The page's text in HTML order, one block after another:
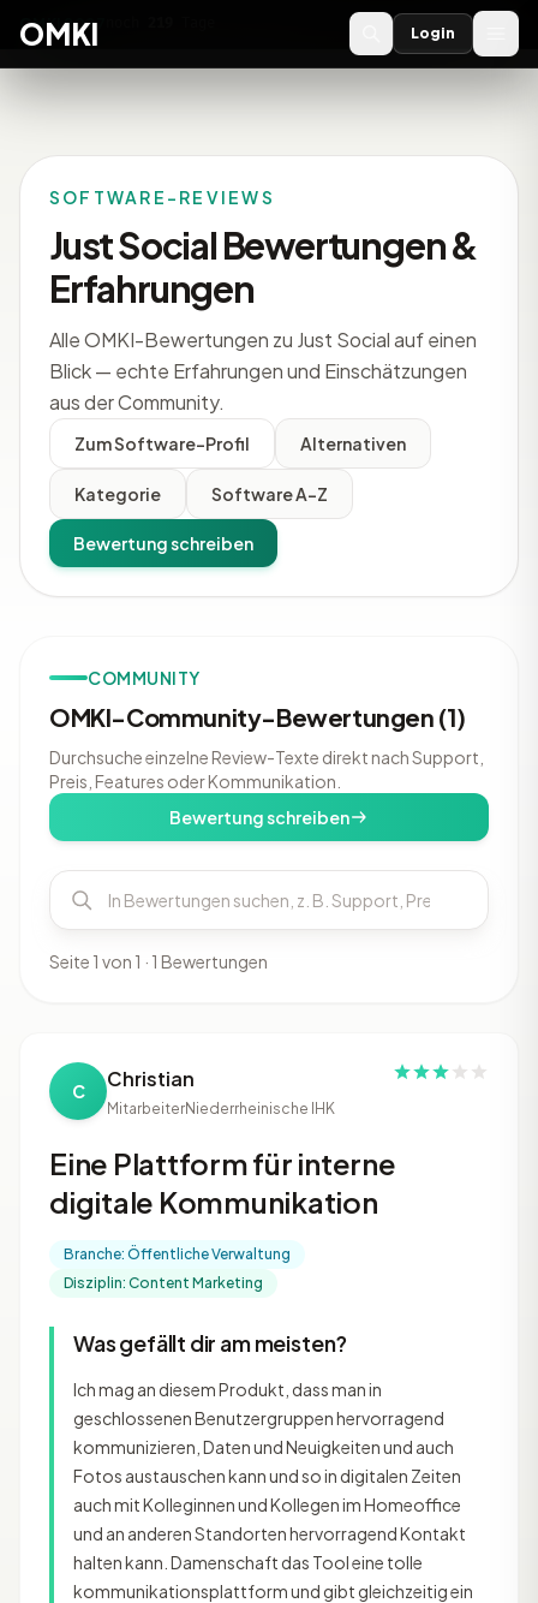
OMKI 2027
OMKI Login
SOFTWARE-REVIEWS
Just Social Bewertungen &
Erfahrungen
Alle OMKI-Bewertungen zu Just Social auf einen
Blick — echte Erfahrungen und Einschätzungen
aus der Community.
Zum Software-Profil Alternativen
Kategorie Software A-Z
Bewertung schreiben
COMMUNITY
OMKI-Community-Bewertungen (1)
Durchsuche einzelne Review-Texte direkt nach Support,
Preis, Features oder Kommunikation.
Bewertung schreiben
Seite 1 von 1 · 1 Bewertungen
C Christian
MitarbeiterNiederrheinische IHK
Eine Plattform für interne
digitale Kommunikation
Branche: Öffentliche Verwaltung
Disziplin: Content Marketing
Was gefällt dir am meisten?
Ich mag an diesem Produkt, dass man in
geschlossenen Benutzergruppen hervorragend
kommunizieren, Daten und Neuigkeiten und auch
Fotos austauschen kann und so in digitalen Zeiten
auch mit Kolleginnen und Kollegen im Homeoffice
und an anderen Standorten hervorragend Kontakt
halten kann. Damenschaft das Tool eine tolle
kommunikationsplattform und gibt gleichzeitig ein